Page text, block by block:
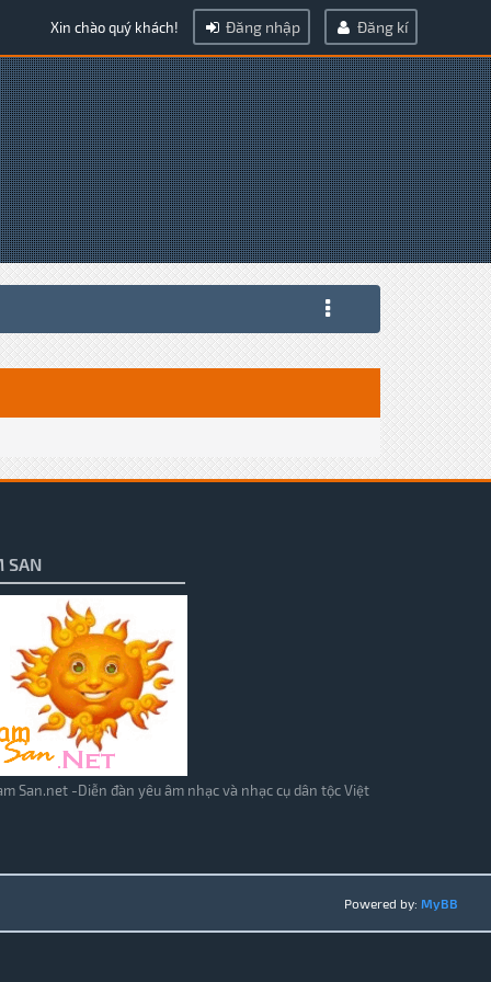
Xin chào quý khách! Đăng nhập Đăng kí
SAN
San.net -Diễn đàn yêu âm nhạc và nhạc cụ dân tộc Việt
Powered by: MyBB